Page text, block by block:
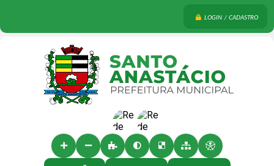
LOGIN / CADASTRO